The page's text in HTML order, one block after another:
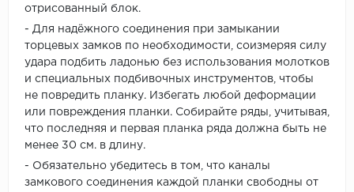
отрисованный блок.
- Для надёжного соединения при замыкании
торцевых замков по необходимости, соизмеряя силу
удара подбить ладонью без использования молотков
и специальных подбивочных инструментов, чтобы
не повредить планку. Избегать любой деформации
или повреждения планки. Собирайте ряды, учитывая,
что последняя и первая планка ряда должна быть не
менее 30 см. в длину.
- Обязательно убедитесь в том, что каналы
замкового соединения каждой планки свободны от